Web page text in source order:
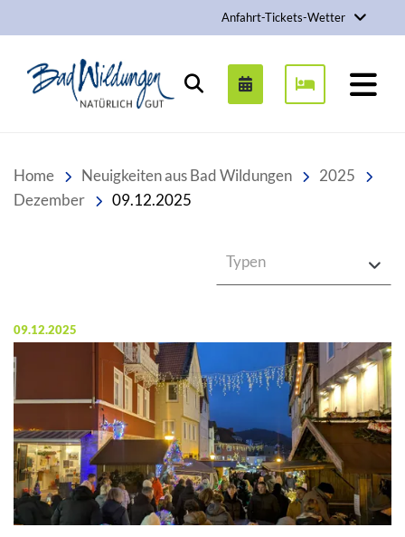
Anfahrt-Tickets-Wetter
Stadt Bad Wildungen
Suchen
Home Neuigkeiten aus Bad Wildungen
2025
Dezember
09.12.2025
Typen
Veröffentlicht am:
09.12.2025